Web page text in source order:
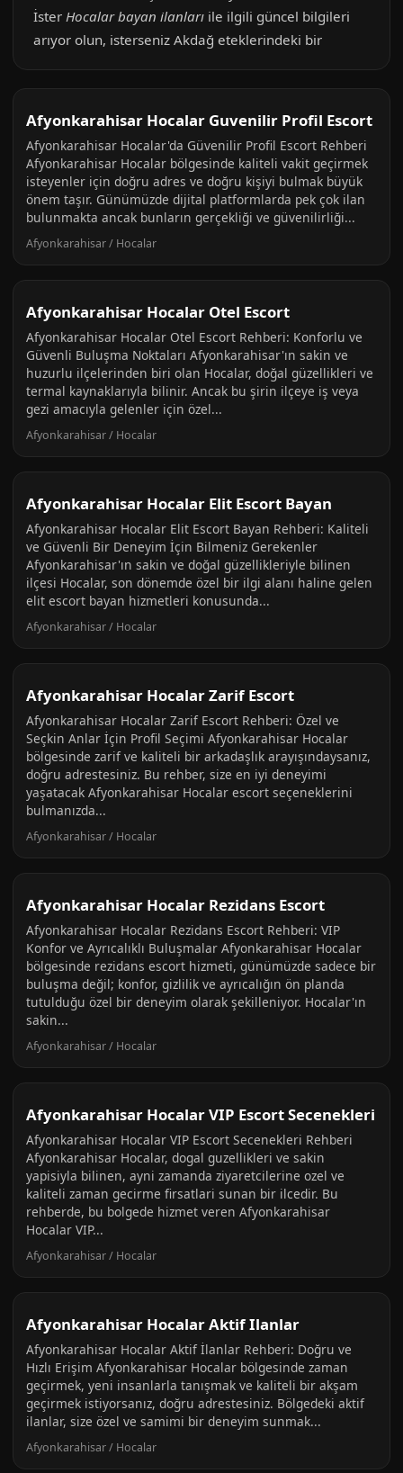
İster Hocalar bayan ilanları ile ilgili güncel bilgileri
arıyor olun, isterseniz Akdağ eteklerindeki bir
Afyonkarahisar Hocalar Guvenilir Profil Escort
Afyonkarahisar Hocalar'da Güvenilir Profil Escort Rehberi
Afyonkarahisar Hocalar bölgesinde kaliteli vakit geçirmek
isteyenler için doğru adres ve doğru kişiyi bulmak büyük
önem taşır. Günümüzde dijital platformlarda pek çok ilan
bulunmakta ancak bunların gerçekliği ve güvenilirliği...
Afyonkarahisar / Hocalar
Afyonkarahisar Hocalar Otel Escort
Afyonkarahisar Hocalar Otel Escort Rehberi: Konforlu ve
Güvenli Buluşma Noktaları Afyonkarahisar'ın sakin ve
huzurlu ilçelerinden biri olan Hocalar, doğal güzellikleri ve
termal kaynaklarıyla bilinir. Ancak bu şirin ilçeye iş veya
gezi amacıyla gelenler için özel...
Afyonkarahisar / Hocalar
Afyonkarahisar Hocalar Elit Escort Bayan
Afyonkarahisar Hocalar Elit Escort Bayan Rehberi: Kaliteli
ve Güvenli Bir Deneyim İçin Bilmeniz Gerekenler
Afyonkarahisar'ın sakin ve doğal güzellikleriyle bilinen
ilçesi Hocalar, son dönemde özel bir ilgi alanı haline gelen
elit escort bayan hizmetleri konusunda...
Afyonkarahisar / Hocalar
Afyonkarahisar Hocalar Zarif Escort
Afyonkarahisar Hocalar Zarif Escort Rehberi: Özel ve
Seçkin Anlar İçin Profil Seçimi Afyonkarahisar Hocalar
bölgesinde zarif ve kaliteli bir arkadaşlık arayışındaysanız,
doğru adrestesiniz. Bu rehber, size en iyi deneyimi
yaşatacak Afyonkarahisar Hocalar escort seçeneklerini
bulmanızda...
Afyonkarahisar / Hocalar
Afyonkarahisar Hocalar Rezidans Escort
Afyonkarahisar Hocalar Rezidans Escort Rehberi: VIP
Konfor ve Ayrıcalıklı Buluşmalar Afyonkarahisar Hocalar
bölgesinde rezidans escort hizmeti, günümüzde sadece bir
buluşma değil; konfor, gizlilik ve ayrıcalığın ön planda
tutulduğu özel bir deneyim olarak şekilleniyor. Hocalar'ın
sakin...
Afyonkarahisar / Hocalar
Afyonkarahisar Hocalar VIP Escort Secenekleri
Afyonkarahisar Hocalar VIP Escort Secenekleri Rehberi
Afyonkarahisar Hocalar, dogal guzellikleri ve sakin
yapisiyla bilinen, ayni zamanda ziyaretcilerine ozel ve
kaliteli zaman gecirme firsatlari sunan bir ilcedir. Bu
rehberde, bu bolgede hizmet veren Afyonkarahisar
Hocalar VIP...
Afyonkarahisar / Hocalar
Afyonkarahisar Hocalar Aktif Ilanlar
Afyonkarahisar Hocalar Aktif İlanlar Rehberi: Doğru ve
Hızlı Erişim Afyonkarahisar Hocalar bölgesinde zaman
geçirmek, yeni insanlarla tanışmak ve kaliteli bir akşam
geçirmek istiyorsanız, doğru adrestesiniz. Bölgedeki aktif
ilanlar, size özel ve samimi bir deneyim sunmak...
Afyonkarahisar / Hocalar